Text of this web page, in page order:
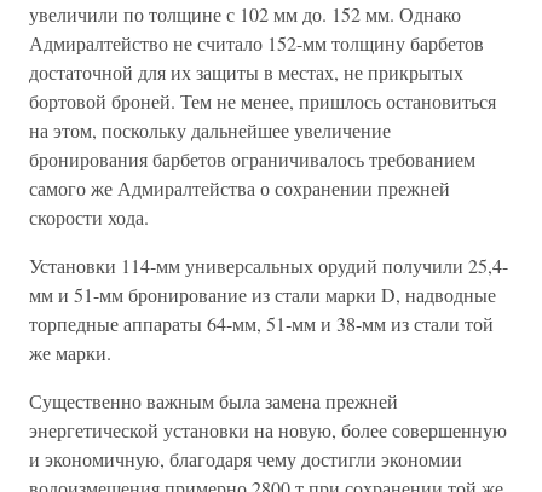
увеличили по толщине с 102 мм до. 152 мм. Однако
Адмиралтейство не считало 152-мм толщину барбетов
достаточной для их защиты в местах, не прикрытых
бортовой броней. Тем не менее, пришлось остановиться
на этом, поскольку дальнейшее увеличение
бронирования барбетов ограничивалось требованием
самого же Адмиралтейства о сохранении прежней
скорости хода.
Установки 114-мм универсальных орудий получили 25,4-
мм и 51-мм бронирование из стали марки D, надводные
торпедные аппараты 64-мм, 51-мм и 38-мм из стали той
же марки.
Существенно важным была замена прежней
энергетической установки на новую, более совершенную
и экономичную, благодаря чему достигли экономии